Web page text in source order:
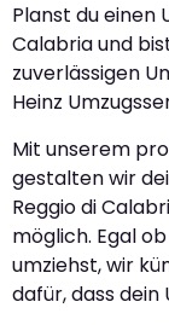
Planst du einen
Calabria und
zuverlässigen
Heinz
Mit unserem
gestalten wir
Reggio di
möglich. Egal
umziehst, wir
dafür, dass dein